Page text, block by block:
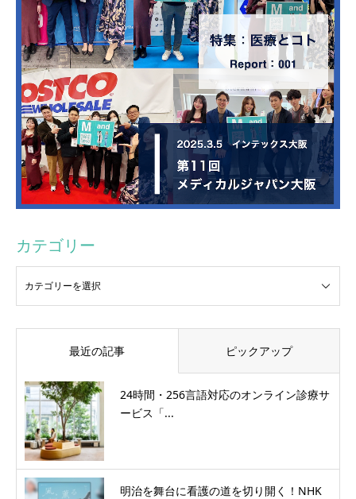
カテゴリー
最近の記事 ピックアップ
24時間・256言語対応のオンライン診療サ
ービス「...
明治を舞台に看護の道を切り開く！NHK